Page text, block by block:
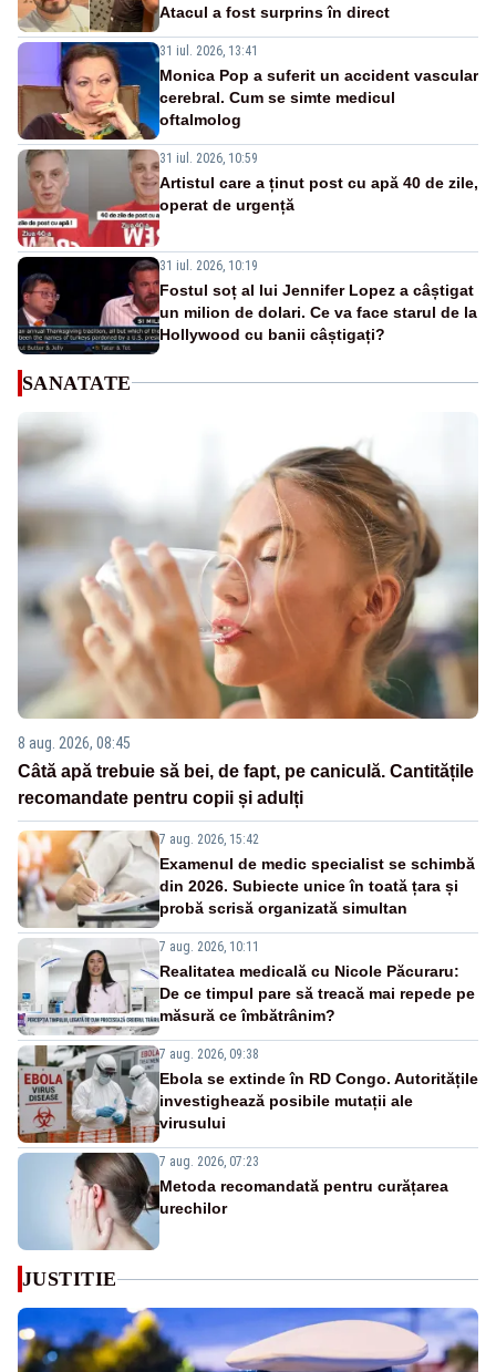
Atacul a fost surprins în direct
31 iul. 2026, 13:41
Monica Pop a suferit un accident vascular
cerebral. Cum se simte medicul
oftalmolog
31 iul. 2026, 10:59
Artistul care a ținut post cu apă 40 de zile,
operat de urgență
31 iul. 2026, 10:19
Fostul soț al lui Jennifer Lopez a câștigat
un milion de dolari. Ce va face starul de la
Hollywood cu banii câștigați?
SANATATE
8 aug. 2026, 08:45
Câtă apă trebuie să bei, de fapt, pe caniculă. Cantitățile
recomandate pentru copii și adulți
7 aug. 2026, 15:42
Examenul de medic specialist se schimbă
din 2026. Subiecte unice în toată țara și
probă scrisă organizată simultan
7 aug. 2026, 10:11
Realitatea medicală cu Nicole Păcuraru:
De ce timpul pare să treacă mai repede pe
măsură ce îmbătrânim?
7 aug. 2026, 09:38
Ebola se extinde în RD Congo. Autoritățile
investighează posibile mutații ale
virusului
7 aug. 2026, 07:23
Metoda recomandată pentru curățarea
urechilor
JUSTITIE